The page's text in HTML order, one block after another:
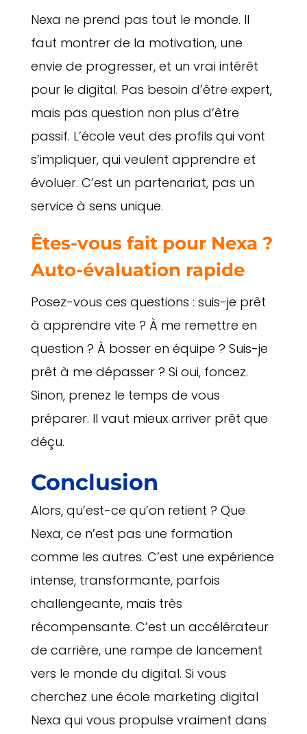
Nexa ne prend pas tout le monde. Il
faut montrer de la motivation, une
envie de progresser, et un vrai intérêt
pour le digital. Pas besoin d’être expert,
mais pas question non plus d’être
passif. L’école veut des profils qui vont
s’impliquer, qui veulent apprendre et
évoluer. C’est un partenariat, pas un
service à sens unique.
Êtes-vous fait pour Nexa ?
Auto-évaluation rapide
Posez-vous ces questions : suis-je prêt
à apprendre vite ? À me remettre en
question ? À bosser en équipe ? Suis-je
prêt à me dépasser ? Si oui, foncez.
Sinon, prenez le temps de vous
préparer. Il vaut mieux arriver prêt que
déçu.
Conclusion
Alors, qu’est-ce qu’on retient ? Que
Nexa, ce n’est pas une formation
comme les autres. C’est une expérience
intense, transformante, parfois
challengeante, mais très
récompensante. C’est un accélérateur
de carrière, une rampe de lancement
vers le monde du digital. Si vous
cherchez une école marketing digital
Nexa qui vous propulse vraiment dans